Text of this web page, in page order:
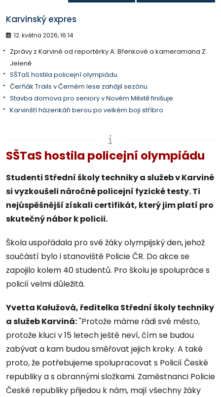
Karvinský expres
12. května 2026, 16:14
Zprávy z Karviné od reportérky A. Břenkové a kameramana Z.
Jeleně
SŠTaS hostila policejní olympiádu
Čerňák Trails v Černém lese zahájil sezónu
Stavba domova pro seniory v Novém Městě finišuje
Karvinští házenkáři berou po velkém boji stříbro
SŠTaS hostila policejní olympiádu
Studenti Střední školy techniky a služeb v Karviné
si vyzkoušeli náročné policejní fyzické testy. Ti
nejúspěšnější získali certifikát, který jim platí pro
skutečný nábor k policii.
Škola uspořádala pro své žáky olympijský den, jehož
součástí bylo i stanoviště Policie ČR. Do akce se
zapojilo kolem 40 studentů. Pro školu je spolupráce s
policií velmi důležitá.
Yvetta Kałužová, ředitelka Střední školy techniky
a služeb Karviná:"Protože máme rádi své město,
protože kluci v 15 letech ještě neví, čím se budou
zabývat a kam budou směřovat jejich kroky. A také
proto, že potřebujeme spolupracovat s Policií České
republiky a s obrannými složkami. Zaměstnanci Policie
České republiky přijedou k nám, mají všechny žáky